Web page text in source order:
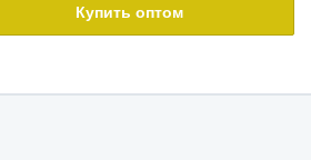
Купить оптом